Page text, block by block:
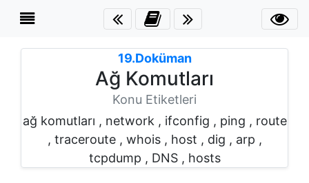
İçerik
Ağ
Komutları
19.Doküman
Ağ Komutları
Konu Etiketleri
ağ komutları , network , ifconfig , ping , route
, traceroute , whois , host , dig , arp ,
tcpdump , DNS , hosts